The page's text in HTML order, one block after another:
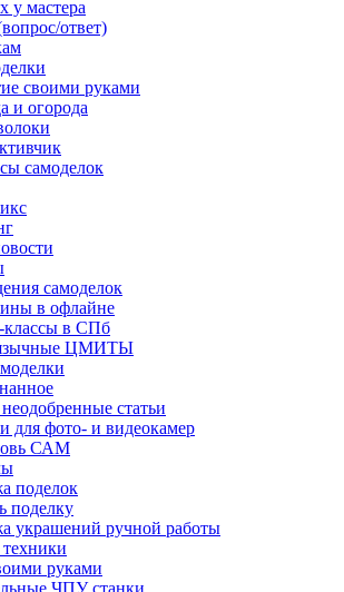
у мастера
ответ)
своими руками
и огорода
самоделок
самоделок
в офлайне
классы в СПб
ЦМИТЫ
статьи
для фото- и видеокамер
САМ
поделок
поделку
украшений ручной работы
руками
ЧПУ станки